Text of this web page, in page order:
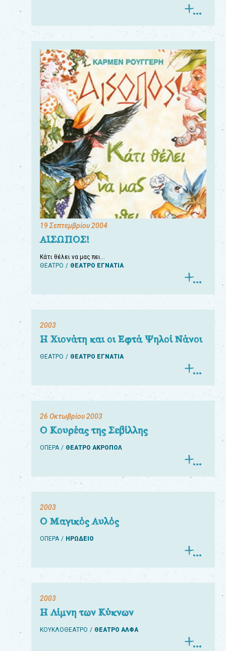
19 Σεπτεμβρίου 2004
ΑΙΣΩΠΟΣ!
Κάτι θέλει να μας πει…
ΘΕΑΤΡΟ
ΘΕΑΤΡΟ ΕΓΝΑΤΙΑ
2003
Η Χιονάτη και οι Εφτά Ψηλοί Νάνοι
ΘΕΑΤΡΟ ΘΕΑΤΡΟ ΕΓΝΑΤΙΑ
26 Οκτωβρίου 2003
Ο Κουρέας της Σεβίλλης
ΟΠΕΡΑ ΘΕΑΤΡΟ ΑΚΡΟΠΟΛ
2003
Ο Μαγικός Αυλός
ΟΠΕΡΑ ΗΡΩΔΕΙΟ
2003
Η Λίμνη των Κύκνων
ΚΟΥΚΛΟΘΕΑΤΡΟ ΘΕΑΤΡΟ ΑΛΦΑ